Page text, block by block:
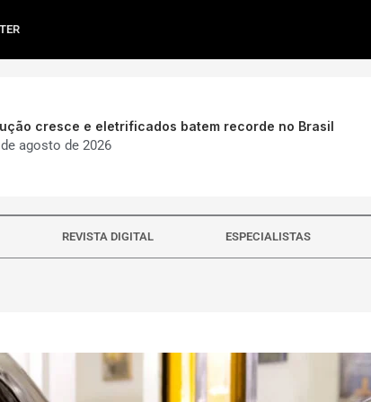
cresce e eletrificados batem recorde no Brasil
agosto de 2026
REVISTA DIGITAL ESPECIALISTAS